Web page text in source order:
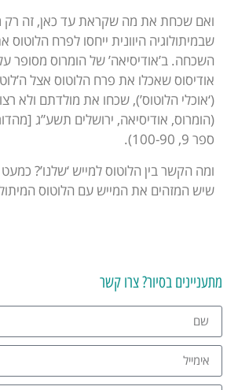
מתעניינים בסיור? צרו קשר
ואם שכחת את מה שקראת עד כאן, זה רק
שבמיתולוגיה היוונית ייחסו לפרח הלוטוס
השכחה. ב’אודיסיאה’ של הומרוס מסופר
אודיסוס שאכלו את פרח הלוטוס אצל
(‘אוכלי הלוטוס’), שכחו את מולדתם ולא
(הומרוס, אודיסיאה, ירושלים תשע”ג
ספר 9, 100-90).
ומה הקשר בין הלוטוס למייש ‘שלנו’?
שיש המזהים את המייש עם הלוטוס